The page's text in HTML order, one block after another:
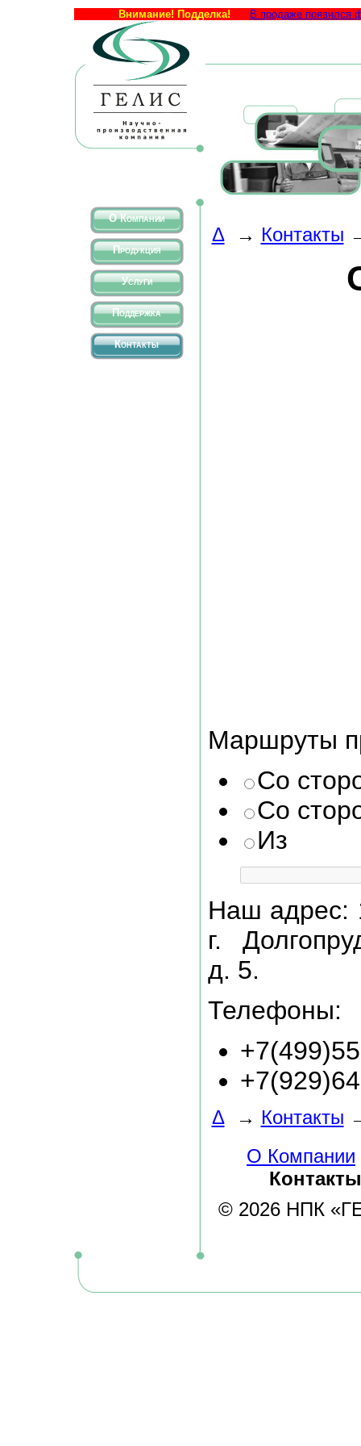
Внимание! Подделка! В продаже появился
О Компании
Продукция
Услуги
Поддержка
Контакты
Δ→ Контакты
Маршруты
Со
Со
Из
Наш адрес:
г.
д. 5.
Телефоны:
Δ→ Контакты
О Компании
Контакты
© 2026 НПК